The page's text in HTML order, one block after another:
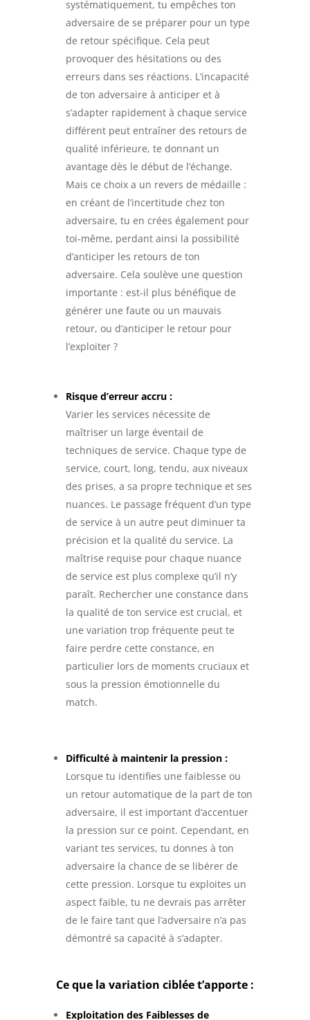
systématiquement, tu empêches ton
adversaire de se préparer pour un type
de retour spécifique. Cela peut
provoquer des hésitations ou des
erreurs dans ses réactions. L’incapacité
de ton adversaire à anticiper et à
s’adapter rapidement à chaque service
différent peut entraîner des retours de
qualité inférieure, te donnant un
avantage dès le début de l’échange.
Mais ce choix a un revers de médaille :
en créant de l’incertitude chez ton
adversaire, tu en crées également pour
toi-même, perdant ainsi la possibilité
d’anticiper les retours de ton
adversaire. Cela soulève une question
importante : est-il plus bénéfique de
générer une faute ou un mauvais
retour, ou d’anticiper le retour pour
l’exploiter ?
Risque d’erreur accru :
Varier les services nécessite de
maîtriser un large éventail de
techniques de service. Chaque type de
service, court, long, tendu, aux niveaux
des prises, a sa propre technique et ses
nuances. Le passage fréquent d’un type
de service à un autre peut diminuer ta
précision et la qualité du service. La
maîtrise requise pour chaque nuance
de service est plus complexe qu’il n’y
paraît. Rechercher une constance dans
la qualité de ton service est crucial, et
une variation trop fréquente peut te
faire perdre cette constance, en
particulier lors de moments cruciaux et
sous la pression émotionnelle du
match.
Difficulté à maintenir la pression :
Lorsque tu identifies une faiblesse ou
un retour automatique de la part de ton
adversaire, il est important d’accentuer
la pression sur ce point. Cependant, en
variant tes services, tu donnes à ton
adversaire la chance de se libérer de
cette pression. Lorsque tu exploites un
aspect faible, tu ne devrais pas arrêter
de le faire tant que l’adversaire n’a pas
démontré sa capacité à s’adapter.
Ce que la variation ciblée t’apporte :
Exploitation des Faiblesses de